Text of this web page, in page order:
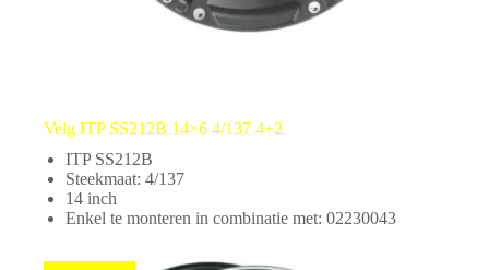
Velg ITP SS212B 14×6 4/137 4+2
ITP SS212B
Steekmaat: 4/137
14 inch
Enkel te monteren in combinatie met: 02230043